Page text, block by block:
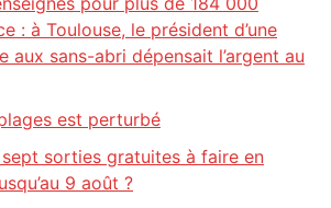
: à Toulouse, le président d’une
aux sans-abri dépensait l’argent au
est perturbé
sorties gratuites à faire en
9 août ?